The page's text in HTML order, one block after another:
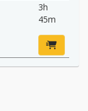
3h
45m